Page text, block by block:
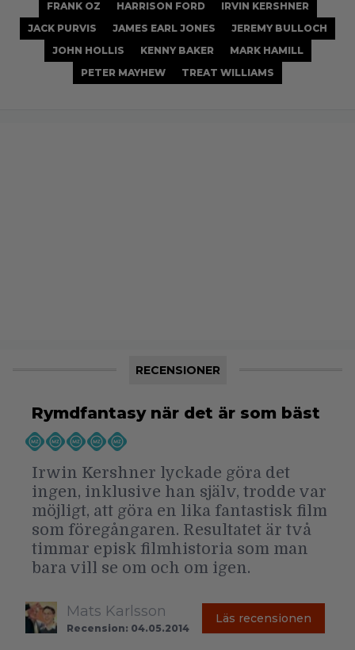
FRANK OZ
HARRISON FORD
IRVIN KERSHNER
JACK PURVIS
JAMES EARL JONES
JEREMY BULLOCH
JOHN HOLLIS
KENNY BAKER
MARK HAMILL
PETER MAYHEW
TREAT WILLIAMS
RECENSIONER
Rymdfantasy när det är som bäst
Irwin Kershner lyckade göra det
ingen, inklusive han själv, trodde var
möjligt, att göra en lika fantastisk film
som föregångaren. Resultatet är två
timmar episk filmhistoria som man
bara vill se om och om igen.
Mats Karlsson
Recension: 04.05.2014
Läs recensionen